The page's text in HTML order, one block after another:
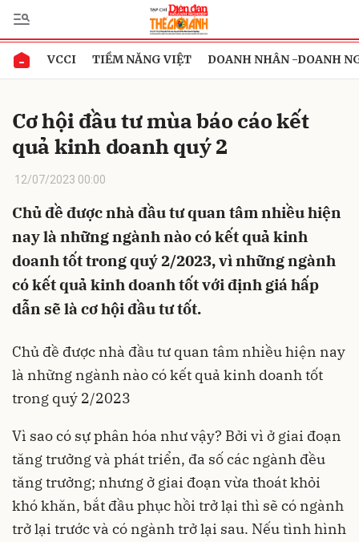
VCCI TIỀM NĂNG VIỆT DOANH NHÂN -DOANH
Cơ hội đầu tư mùa báo cáo kết
quả kinh doanh quý 2
12/07/2023 00:00
Chủ đề được nhà đầu tư quan tâm nhiều hiện
nay là những ngành nào có kết quả kinh
doanh tốt trong quý 2/2023, vì những ngành
có kết quả kinh doanh tốt với định giá hấp
dẫn sẽ là cơ hội đầu tư tốt.
Chủ đề được nhà đầu tư quan tâm nhiều hiện nay
là những ngành nào có kết quả kinh doanh tốt
trong quý 2/2023
Vì sao có sự phân hóa như vậy? Bởi vì ở giai đoạn
tăng trưởng và phát triển, đa số các ngành đều
tăng trưởng; nhưng ở giai đoạn vừa thoát khỏi
khó khăn, bắt đầu phục hồi trở lại thì sẽ có ngành
trở lại trước và có ngành trở lại sau. Nếu tình hình
Gửi bình luận
Hủy